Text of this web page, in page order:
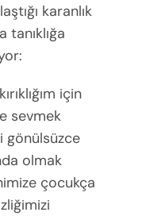
karanlık
tanıklığa
için
sevmek
gönülsüzce
olmak
çocukça